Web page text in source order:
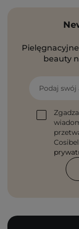
beauty
Podaj swój